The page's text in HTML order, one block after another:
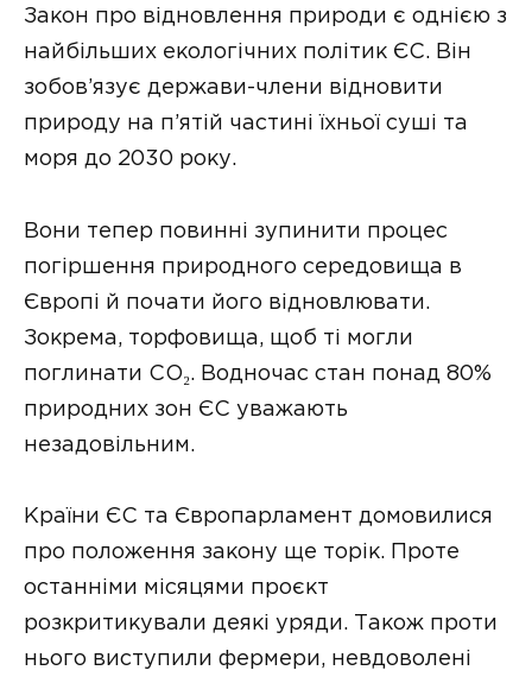
Закон про відновлення природи є однією з
найбільших екологічних політик ЄС. Він
зобов’язує держави-члени відновити
природу на п’ятій частині їхньої суші та
моря до 2030 року.
Вони тепер повинні зупинити процес
погіршення природного середовища в
Європі й почати його відновлювати.
Зокрема, торфовища, щоб ті могли
поглинати CO₂. Водночас стан понад 80%
природних зон ЄС уважають
незадовільним.
Країни ЄС та Європарламент домовилися
про положення закону ще торік. Проте
останніми місяцями проєкт
розкритикували деякі уряди. Також проти
нього виступили фермери, невдоволені